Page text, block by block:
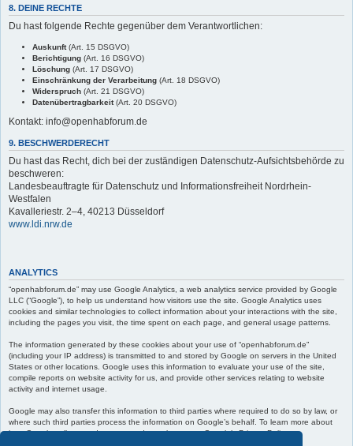
8. DEINE RECHTE
Du hast folgende Rechte gegenüber dem Verantwortlichen:
Auskunft(Art. 15 DSGVO)
Berichtigung (Art. 16 DSGVO)
Löschung (Art. 17 DSGVO)
Einschränkung der Verarbeitung (Art. 18 DSGVO)
Widerspruch (Art. 21 DSGVO)
Datenübertragbarkeit(Art. 20 DSGVO)
Kontakt: info@openhabforum.de
9. BESCHWERDERECHT
Du hast das Recht, dich bei der zuständigen Datenschutz-Aufsichtsbehörde zu
beschweren:
Landesbeauftragte für Datenschutz und Informationsfreiheit Nordrhein-
Westfalen
Kavalleriestr. 2–4, 40213 Düsseldorf
www.ldi.nrw.de
ANALYTICS
“openhabforum.de” may use Google Analytics, a web analytics service provided by Google
LLC (“Google”), to help us understand how visitors use the site. Google Analytics uses
cookies and similar technologies to collect information about your interactions with the site,
including the pages you visit, the time spent on each page, and general usage patterns.
The information generated by these cookies about your use of “openhabforum.de”
(including your IP address) is transmitted to and stored by Google on servers in the United
States or other locations. Google uses this information to evaluate your use of the site,
compile reports on website activity for us, and provide other services relating to website
activity and internet usage.
Google may also transfer this information to third parties where required to do so by law, or
where such third parties process the information on Google’s behalf. To learn more about
how Google collects and processes data, please see Google’s Privacy Policy at: